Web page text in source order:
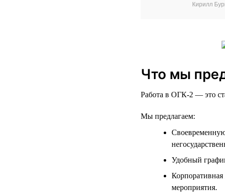
Кирилл
Что мы
Работа в ОГК-2 — это
Мы предлагаем:
Удобный
Корпоративная
мероприятия.